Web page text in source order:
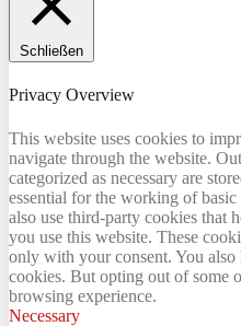
Schließen
Privacy Overview
This website uses cookies to
navigate through the website.
categorized as necessary are
essential for the working of
also use third-party cookies that
you use this website. These
only with your consent. You
cookies. But opting out of some
browsing experience.
Necessary